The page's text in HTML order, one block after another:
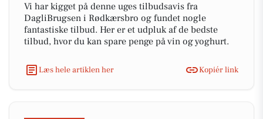
Vi har kigget på denne uges tilbudsavis fra
DagliBrugsen i Rødkærsbro og fundet nogle
fantastiske tilbud. Her er et udpluk af de bedste
tilbud, hvor du kan spare penge på vin og yoghurt.
Læs hele artiklen her Kopiér link